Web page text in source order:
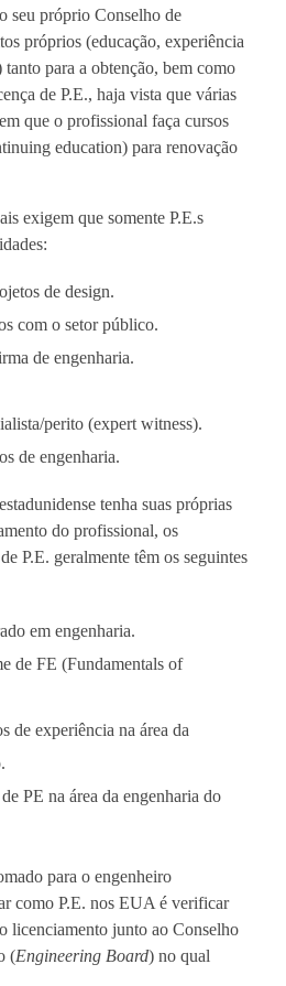
seu próprio Conselho de
próprios (educação, experiência
tanto para a obtenção, bem como
de P.E., haja vista que várias
que o profissional faça cursos
education) para renovação
exigem que somente P.E.s
de design.
com o setor público.
de engenharia.
perito (expert witness).
de engenharia.
tenha suas próprias
do profissional, os
P.E. geralmente têm os seguintes
em engenharia.
de FE (Fundamentals of
de experiência na área da
PE na área da engenharia do
para o engenheiro
como P.E. nos EUA é verificar
licenciamento junto ao Conselho
(Engineering Board) no qual